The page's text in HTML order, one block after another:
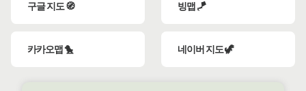
구글 지도 🧭 빙맵 🪁
카카오맵 🐤 네이버 지도 🦖